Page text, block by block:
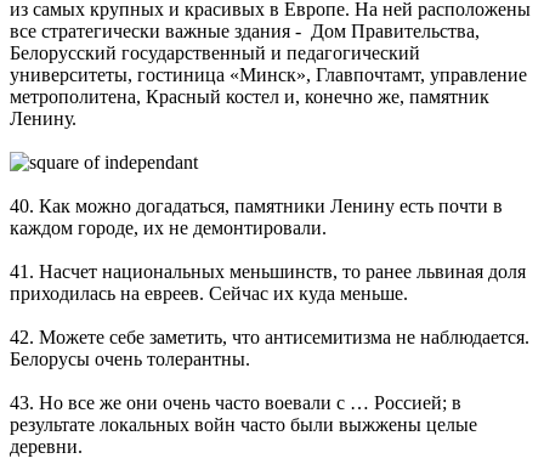
из самых крупных и красивых в Европе. На ней расположены
все стратегически важные здания - Дом Правительства,
Белорусский государственный и педагогический
университеты, гостиница «Минск», Главпочтамт, управление
метрополитена, Красный костел и, конечно же, памятник
Ленину.
40. Как можно догадаться, памятники Ленину есть почти в
каждом городе, их не демонтировали.
41. Насчет национальных меньшинств, то ранее львиная доля
приходилась на евреев. Сейчас их куда меньше.
42. Можете себе заметить, что антисемитизма не наблюдается.
Белорусы очень толерантны.
43. Но все же они очень часто воевали с … Россией; в
результате локальных войн часто были выжжены целые
деревни.